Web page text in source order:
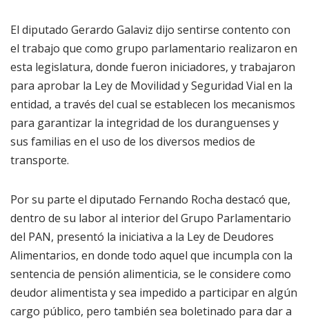
El diputado Gerardo Galaviz dijo sentirse contento con
el trabajo que como grupo parlamentario realizaron en
esta legislatura, donde fueron iniciadores, y trabajaron
para aprobar la Ley de Movilidad y Seguridad Vial en la
entidad, a través del cual se establecen los mecanismos
para garantizar la integridad de los duranguenses y
sus familias en el uso de los diversos medios de
transporte.
Por su parte el diputado Fernando Rocha destacó que,
dentro de su labor al interior del Grupo Parlamentario
del PAN, presentó la iniciativa a la Ley de Deudores
Alimentarios, en donde todo aquel que incumpla con la
sentencia de pensión alimenticia, se le considere como
deudor alimentista y sea impedido a participar en algún
cargo público, pero también sea boletinado para dar a